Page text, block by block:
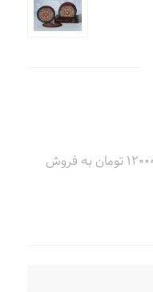
زیرلیوانی ها به صورت تک با قیمت ۱۲۰۰۰ تومان به فروش